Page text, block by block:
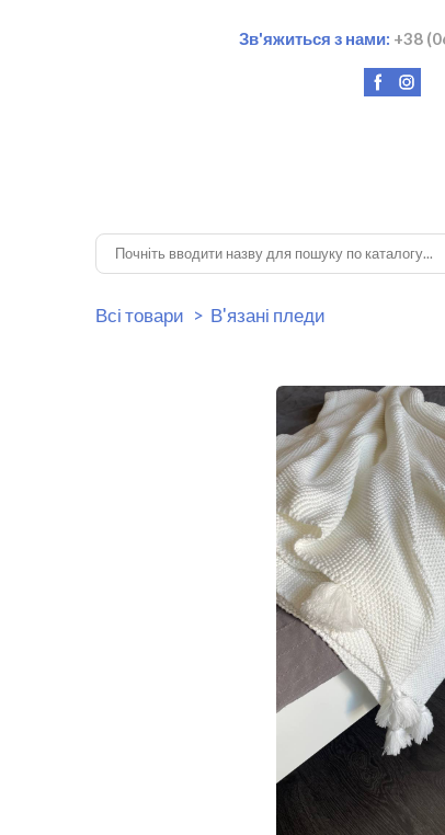
Зв'яжиться з нами: +38
Всі товари В'язані пледи